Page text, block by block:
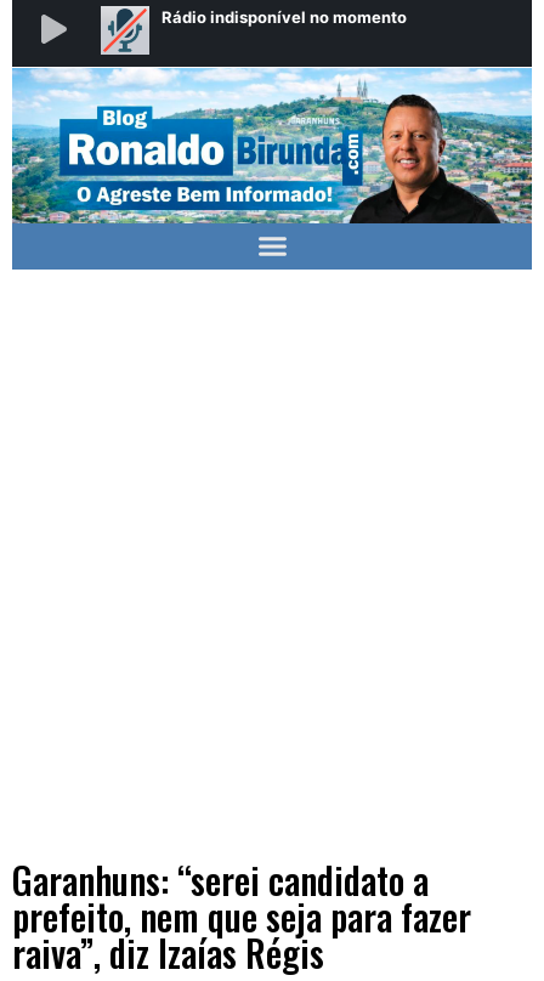
Garanhuns: “serei candidato a
prefeito, nem que seja para fazer
raiva”, diz Izaías Régis